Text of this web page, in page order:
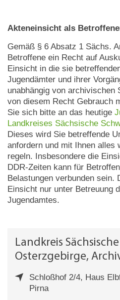
Akteneinsicht als
Gemäß § 6 Absatz 1 Sächs.
Betroffene ein Recht auf
Einsicht in die sie
Jugendämter und ihrer
unabhängig von archivischen
von diesem Recht Gebrauch
Sie sich bitte an das heutige
Landkreises Sächsische
Dieses wird Sie betreffende
anfordern und mit Ihnen alles
regeln. Insbesondere die
DDR-Zeiten kann für
Belastungen verbunden sein.
Einsicht nur unter Betreuung
Jugendamtes.
Landkreis
Osterzgebirge,
Schloßhof 2/4, Haus
Pirna